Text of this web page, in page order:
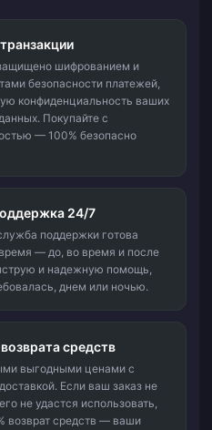
шифрованием и
безопасности платежей,
конфиденциальность ваших
Покупайте с
— 100% безопасно
24/7
поддержки готова
— до, во время и после
и надежную помощь,
днем или ночью.
средств
выгодными ценами с
Если ваш заказ не
не удастся использовать,
возврат средств — ваши